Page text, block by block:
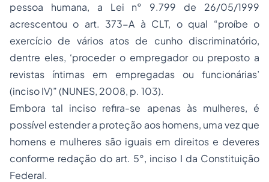
pessoa humana, a Lei n° 9.799 de 26/05/1999
acrescentou o art. 373-A à CLT, o qual “proíbe o
exercício de vários atos de cunho discriminatório,
dentre eles, ‘proceder o empregador ou preposto a
revistas íntimas em empregadas ou funcionárias’
(inciso IV)” (NUNES, 2008, p. 103).
Embora tal inciso refira-se apenas às mulheres, é
possível estender a proteção aos homens, uma vez que
homens e mulheres são iguais em direitos e deveres
conforme redação do art. 5°, inciso I da Constituição
Federal.